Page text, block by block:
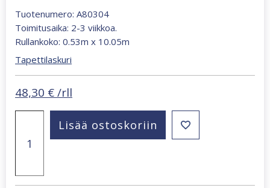
Tuotenumero: A80304
Toimitusaika: 2-3 viikkoa.
Rullankoko: 0.53m x 10.05m
Tapettilaskuri
48,30 € /rll
kellertävänvihreä
määrä
Lisää ostoskoriin